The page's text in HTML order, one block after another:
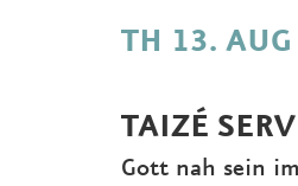
TH 13.
TAIZÉ
Gott nah sein